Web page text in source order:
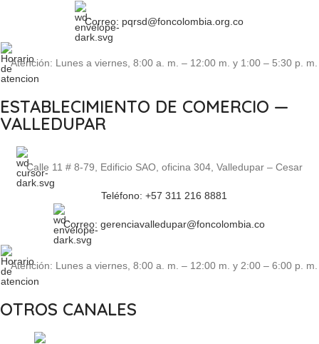
Correo: pqrsd@foncolombia.org.co
Atención: Lunes a viernes, 8:00 a. m. – 12:00 m. y 1:00 – 5:30 p. m.
ESTABLECIMIENTO DE COMERCIO —
VALLEDUPAR
Calle 11 # 8-79, Edificio SAO, oficina 304, Valledupar – Cesar
Teléfono: +57 311 216 8881
Correo: gerenciavalledupar@foncolombia.co
Atención: Lunes a viernes, 8:00 a. m. – 12:00 m. y 2:00 – 6:00 p. m.
OTROS CANALES